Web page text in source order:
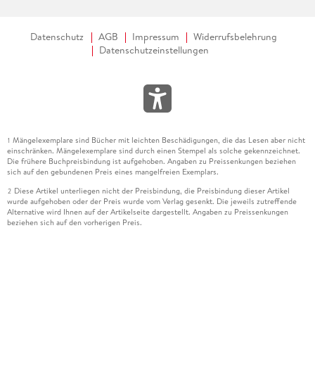
Datenschutz AGB Impressum
Widerrufsbelehrung
Datenschutzeinstellungen
1 Mängelexemplare sind Bücher mit leichten Beschädigungen, die das Lesen aber nicht
einschränken. Mängelexemplare sind durch einen Stempel als solche gekennzeichnet.
Die frühere Buchpreisbindung ist aufgehoben. Angaben zu Preissenkungen beziehen
sich auf den gebundenen Preis eines mangelfreien Exemplars.
2 Diese Artikel unterliegen nicht der Preisbindung, die Preisbindung dieser Artikel
wurde aufgehoben oder der Preis wurde vom Verlag gesenkt. Die jeweils zutreffende
Alternative wird Ihnen auf der Artikelseite dargestellt. Angaben zu Preissenkungen
beziehen sich auf den vorherigen Preis.